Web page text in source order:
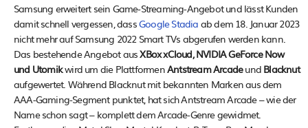
Samsung erweitert sein Game-Streaming-Angebot und lässt Kunden
damit schnell vergessen, dassGoogle Stadia ab dem 18. Januar 2023
nicht mehr auf Samsung 2022 Smart TVs abgerufen werden kann.
Das bestehende Angebot ausXBox xCloud, NVIDIA GeForce Now
und Utomikwird um die PlattformenAntstream Arcadeund Blacknut
aufgewertet. Während Blacknut mit bekannten Marken aus dem
AAA-Gaming-Segment punktet, hat sich Antstream Arcade – wie der
Name schon sagt – komplett dem Arcade-Genre gewidmet.